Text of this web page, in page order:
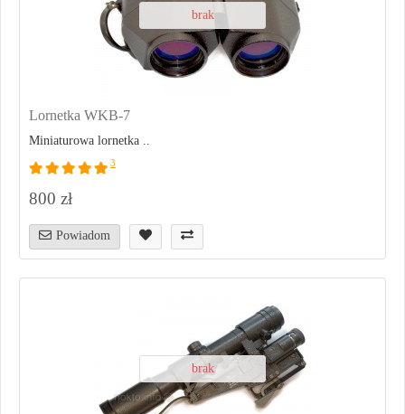
brak
Lornetka WKB-7
Miniaturowa lornetka ..
3
800 zł
Powiadom
brak